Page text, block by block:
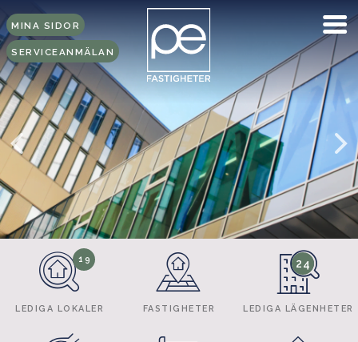
SERVICEANMÄLAN
MINA SIDOR
LEDIGA LOKALER
19
FASTIGHETER LEDIGA LÄGENHETER
24